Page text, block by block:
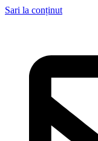
Sari la conținut